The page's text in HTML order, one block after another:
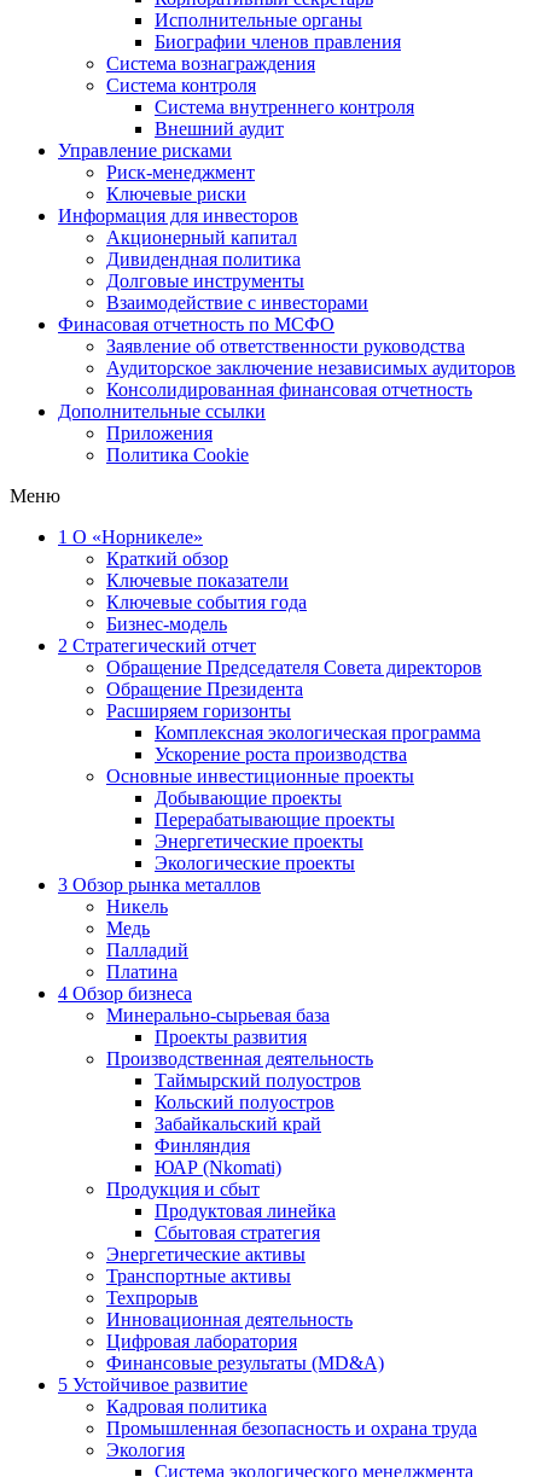
Исполнительные органы
Биографии членов правления
Система вознаграждения
Система контроля
Система внутреннего контроля
Внешний аудит
Управление рисками
Риск-менеджмент
Ключевые риски
Информация для инвесторов
Акционерный капитал
Дивидендная политика
Долговые инструменты
Взаимодействие с инвеcторами
Финасовая отчетность по МСФО
Заявление об ответственности руководства
Аудиторское заключение независимых аудиторов
Консолидированная финансовая отчетность
Дополнительные ссылки
Приложения
Политика Cookie
Меню
1 О «Норникеле»
Краткий обзор
Ключевые показатели
Ключевые события года
Бизнес-модель
2 Стратегический отчет
Обращение Председателя Совета директоров
Обращение Президента
Расширяем горизонты
Комплексная экологическая программа
Ускорение роста производства
Основные инвестиционные проекты
Добывающие проекты
Перерабатывающие проекты
Энергетические проекты
Экологические проекты
3 Обзор рынка металлов
Никель
Медь
Палладий
Платина
4 Обзор бизнеса
Минерально-сырьевая база
Проекты развития
Производственная деятельность
Таймырский полуостров
Кольский полуостров
Забайкальский край
Финляндия
ЮАР (Nkomati)
Продукция и сбыт
Продуктовая линейка
Сбытовая стратегия
Энергетические активы
Транспортные активы
Техпрорыв
Инновационная деятельность
Цифровая лаборатория
Финансовые результаты (MD&A)
5 Устойчивое развитие
Кадровая политика
Промышленная безопасность и охрана труда
Экология
Система экологического менеджмента